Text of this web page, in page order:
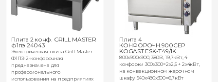
Плита 2 конф. GRILL MASTER
ф1пэ 24043
Электрическая плита Grill Master
Ф1ПЭ 2-конфорочная
предназначена для
профессионального
использования на предприятиях
Плита 4
КОНФОРОЧН.900СЕР
KOGAST ESK-Т49/1K
800x900x900, 380В, 19,7кВт, 4
конфорки 300x300=2x2,5 + 2x4кВт,
на конвекционном жарочном
шкафу 540x480x300=6,7кВт